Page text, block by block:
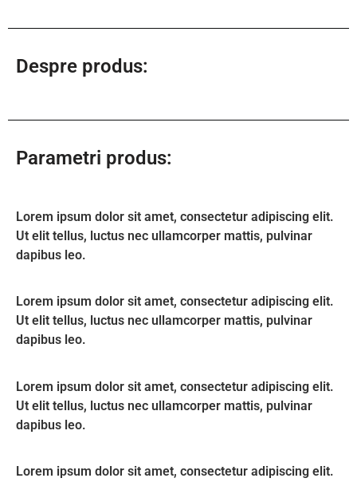
Despre produs:
Parametri produs:
Lorem ipsum dolor sit amet, consectetur adipiscing elit.
Ut elit tellus, luctus nec ullamcorper mattis, pulvinar
dapibus leo.
Lorem ipsum dolor sit amet, consectetur adipiscing elit.
Ut elit tellus, luctus nec ullamcorper mattis, pulvinar
dapibus leo.
Lorem ipsum dolor sit amet, consectetur adipiscing elit.
Ut elit tellus, luctus nec ullamcorper mattis, pulvinar
dapibus leo.
Lorem ipsum dolor sit amet, consectetur adipiscing elit.